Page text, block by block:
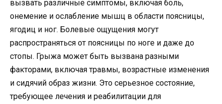
вызвать различные симптомы, включая боль,
онемение и ослабление мышц в области поясницы,
ягодиц и ног. Болевые ощущения могут
распространяться от поясницы по ноге и даже до
стопы. Грыжа может быть вызвана разными
факторами, включая травмы, возрастные изменения
и сидячий образ жизни. Это серьезное состояние,
требующее лечения и реабилитации для